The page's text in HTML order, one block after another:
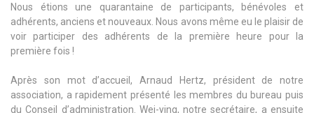
Nous étions une quarantaine de participants, bénévoles et
adhérents, anciens et nouveaux. Nous avons même eu le plaisir de
voir participer des adhérents de la première heure pour la
première fois !
Après son mot d’accueil, Arnaud Hertz, président de notre
association, a rapidement présenté les membres du bureau puis
du Conseil d’administration. Wei-ying, notre secrétaire, a ensuite